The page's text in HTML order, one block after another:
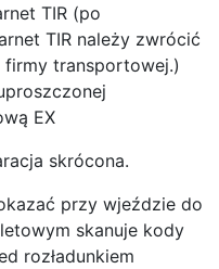
TIR (po
TIR należy zwrócić
transportowej.)
EX
skrócona.
przy wjeździe do
skanuje kody
rozładunkiem